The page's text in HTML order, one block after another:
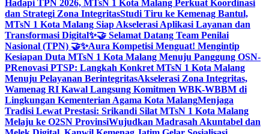
Hadapi TPN 2026, MTsN 1 Kota Malang Perkuat Koordinasi
dan Strategi Zona IntegritasStudi Tiru ke Kemenag Bantul,
MTsN 1 Kota Malang Siap Akselerasi Aplikasi Layanan dan
Transformasi Digital✨🤝 Selamat Datang Team Penilai
Nasional (TPN) 🤝✨Aura Kompetisi Menguat! Mengintip
Kesiapan Duta MTsN 1 Kota Malang Menuju Panggung OSN-
PRenovasi PTSP: Langkah Konkret MTsN 1 Kota Malang
Menuju Pelayanan BerintegritasAkselerasi Zona Integritas,
Wamenag RI Kawal Langsung Komitmen WBK-WBBM di
Lingkungan Kementerian Agama Kota MalangMenjaga
Tradisi Lewat Prestasi: Srikandi Silat MTsN 1 Kota Malang
Melaju ke O2SN ProvinsiWujudkan Madrasah Akuntabel dan